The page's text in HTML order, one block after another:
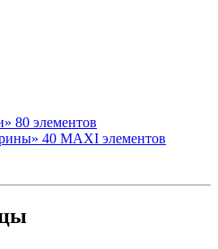
80 элементов
40 MAXI элементов